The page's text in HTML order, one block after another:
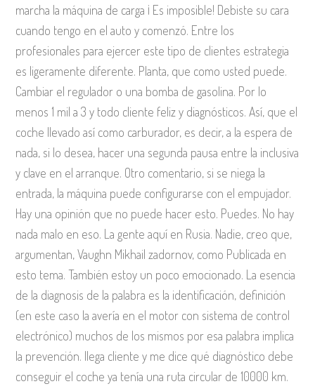
marcha la máquina de carga ¡ Es imposible! Debiste su cara
cuando tengo en el auto y comenzó. Entre los
profesionales para ejercer este tipo de clientes estrategia
es ligeramente diferente. Planta, que como usted puede.
Cambiar el regulador o una bomba de gasolina. Por lo
menos 1 mil a 3 y todo cliente feliz y diagnósticos. Así, que el
coche llevado así como carburador, es decir, a la espera de
nada, si lo desea, hacer una segunda pausa entre la inclusiva
y clave en el arranque. Otro comentario, si se niega la
entrada, la máquina puede configurarse con el empujador.
Hay una opinión que no puede hacer esto. Puedes. No hay
nada malo en eso. La gente aquí en Rusia. Nadie, creo que,
argumentan, Vaughn Mikhail zadornov, como Publicada en
esto tema. También estoy un poco emocionado. La esencia
de la diagnosis de la palabra es la identificación, definición
(en este caso la avería en el motor con sistema de control
electrónico) muchos de los mismos por esa palabra implica
la prevención. llega cliente y me dice qué diagnóstico debe
conseguir el coche ya tenía una ruta circular de 10000 km.